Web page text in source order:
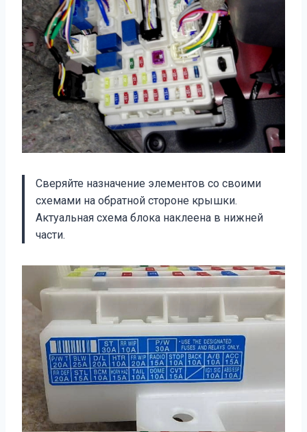
Сверяйте назначение элементов со своими
схемами на обратной стороне крышки.
Актуальная схема блока наклеена в нижней
части.